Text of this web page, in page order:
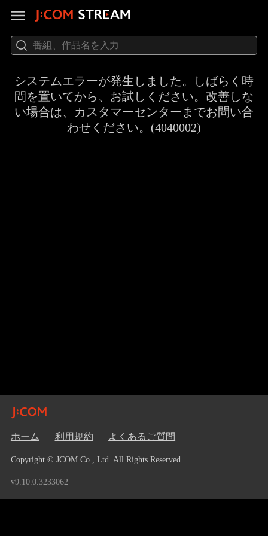
システムエラーが発生しました。しばらく時
間を置いてから、お試しください。改善しな
い場合は、カスタマーセンターまでお問い合
わせください。(4040002)
ホーム 利用規約 よくあるご質問
Copyright © JCOM Co., Ltd. All Rights Reserved.
v9.10.0.3233062